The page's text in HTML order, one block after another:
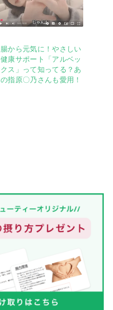
腸から元気に！やさしい
健康サポート「アルベッ
クス」って知ってる？あ
の指原〇乃さんも愛用！